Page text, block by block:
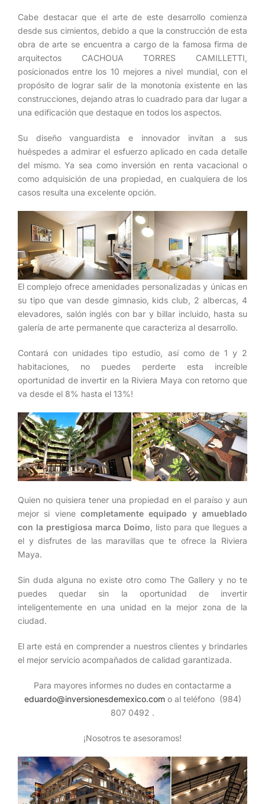
Cabe destacar que el arte de este desarrollo comienza
desde sus cimientos, debido a que la construcción de esta
obra de arte se encuentra a cargo de la famosa firma de
arquitectos CACHOUA TORRES CAMILLETTI,
posicionados entre los 10 mejores a nivel mundial, con el
propósito de lograr salir de la monotonía existente en las
construcciones, dejando atras lo cuadrado para dar lugar a
una edificación que destaque en todos los aspectos.
Su diseño vanguardista e innovador invitan a sus
huéspedes a admirar el esfuerzo aplicado en cada detalle
del mismo. Ya sea como inversión en renta vacacional o
como adquisición de una propiedad, en cualquiera de los
casos resulta una excelente opción.
El complejo ofrece amenidades personalizadas y únicas en
su tipo que van desde gimnasio, kids club, 2 albercas, 4
elevadores, salón inglés con bar y billar incluido, hasta su
galería de arte permanente que caracteriza al desarrollo.
Contará con unidades tipo estudio, así como de 1 y 2
habitaciones, no puedes perderte esta increíble
oportunidad de invertir en la Riviera Maya con retorno que
va desde el 8% hasta el 13%!
Quien no quisiera tener una propiedad en el paraíso y aun
mejor si viene completamente equipado y amueblado
con la prestigiosa marca Doimo , listo para que llegues a
el y disfrutes de las maravillas que te ofrece la Riviera
Maya.
Sin duda alguna no existe otro como The Gallery y no te
puedes quedar sin la oportunidad de invertir
inteligentemente en una unidad en la mejor zona de la
ciudad.
El arte está en comprender a nuestros clientes y brindarles
el mejor servicio acompañados de calidad garantizada.
Para mayores informes no dudes en contactarme a
eduardo@inversionesdemexico.como al teléfono (984)
807 0492 .
¡Nosotros te asesoramos!